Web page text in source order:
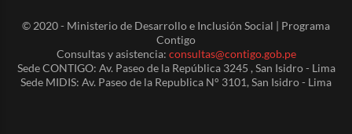
© 2020 - Ministerio de Desarrollo e Inclusión Social | Programa
Contigo
Consultas y asistencia: consultas@contigo.gob.pe
Sede CONTIGO: Av. Paseo de la República 3245 , San Isidro - Lima
Sede MIDIS: Av. Paseo de la Republica N° 3101, San Isidro - Lima